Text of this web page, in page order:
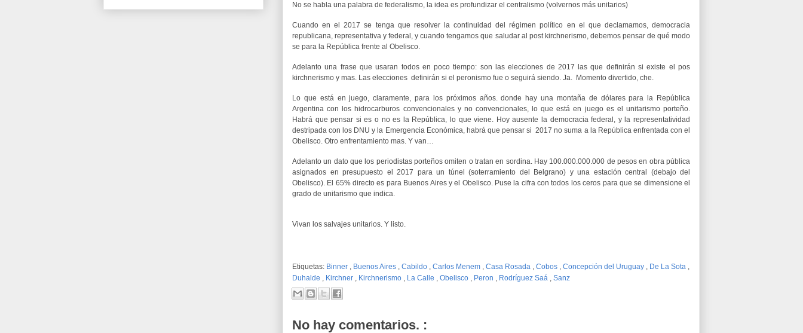
No se habla una palabra de federalismo, la idea es profundizar el centralismo (volvernos más unitarios)
Cuando en el 2017 se tenga que resolver la continuidad del régimen político en el que declamamos, democracia
republicana, representativa y federal, y cuando tengamos que saludar al post kirchnerismo, debemos pensar de qué modo
se para la República frente al Obelisco.
Adelanto una frase que usaran todos en poco tiempo: son las elecciones de 2017 las que definirán si existe el pos
kirchnerismo y mas. Las elecciones definirán si el peronismo fue o seguirá siendo. Ja. Momento divertido, che.
Lo que está en juego, claramente, para los próximos años. donde hay una montaña de dólares para la República
Argentina con los hidrocarburos convencionales y no convencionales, lo que está en juego es el unitarismo porteño.
Habrá que pensar si es o no es la República, lo que viene. Hoy ausente la democracia federal, y la representatividad
destripada con los DNU y la Emergencia Económica, habrá que pensar si 2017 no suma a la República enfrentada con el
Obelisco. Otro enfrentamiento mas. Y van…
Adelanto un dato que los periodistas porteños omiten o tratan en sordina. Hay 100.000.000.000 de pesos en obra pública
asignados en presupuesto el 2017 para un túnel (soterramiento del Belgrano) y una estación central (debajo del
Obelisco). El 65% directo es para Buenos Aires y el Obelisco. Puse la cifra con todos los ceros para que se dimensione el
grado de unitarismo que indica.
Vivan los salvajes unitarios. Y listo.
Etiquetas: Binner , Buenos Aires , Cabildo , Carlos Menem , Casa Rosada , Cobos , Concepción del Uruguay , De La Sota ,
Duhalde , Kirchner , Kirchnerismo , La Calle , Obelisco , Peron , Rodríguez Saá , Sanz
No hay comentarios. :